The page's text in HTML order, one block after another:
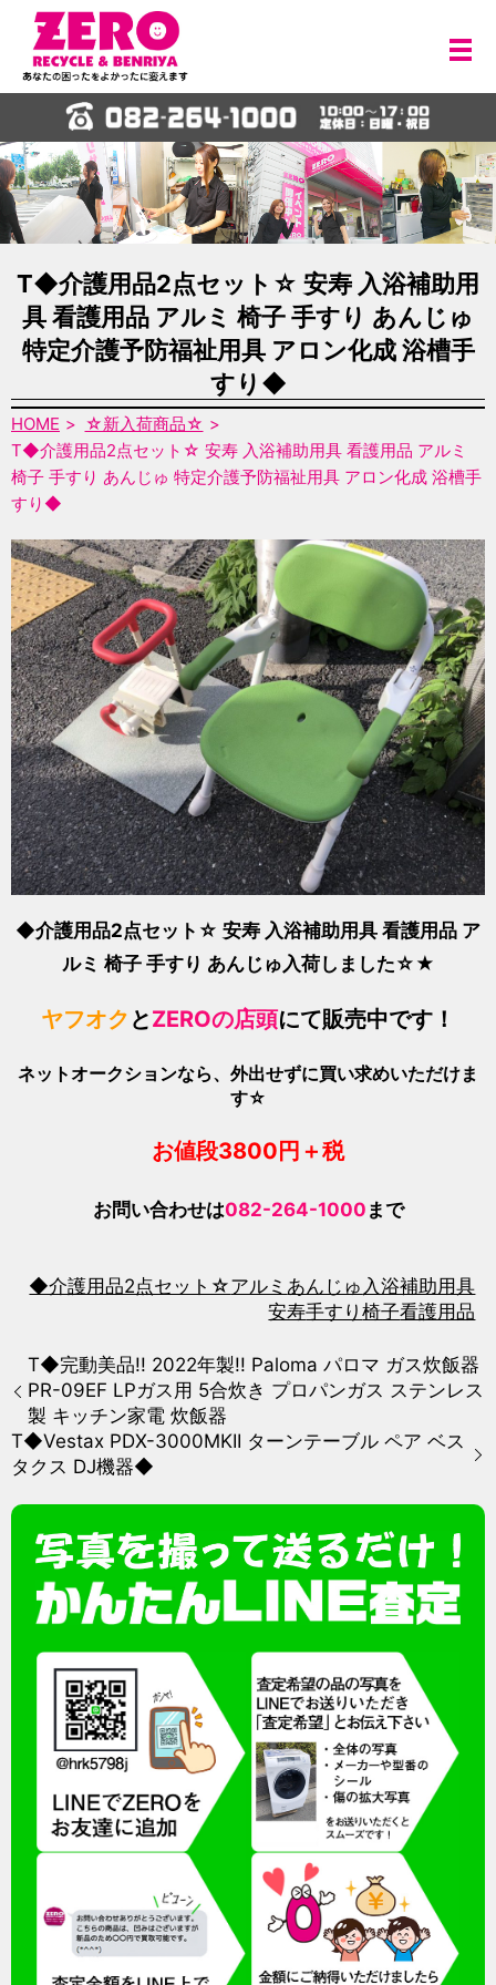
メ
T◆介護用品2点セット☆ 安寿 入浴補助用
具 看護用品 アルミ 椅子 手すり あんじゅ
特定介護予防福祉用具 アロン化成 浴槽手
すり◆
HOME
☆新入荷商品☆
T◆介護用品2点セット☆ 安寿 入浴補助用具 看護用品 アルミ
椅子 手すり あんじゅ 特定介護予防福祉用具 アロン化成 浴槽手
すり◆
◆介護用品2点セット☆ 安寿 入浴補助用具 看護用品 ア
ルミ 椅子 手すり あんじゅ入荷しました☆★
ヤフオク とZEROの店頭にて販売中です！
ネットオークションなら、外出せずに買い求めいただけま
す☆
お値段3800 円＋税
お問い合わせは082-264-1000 まで
◆介護用品2点セット☆アルミ あんじゅ 入浴補助用具
安寿手すり椅子看護用品
T◆完動美品!! 2022年製!! Paloma パロマ ガス炊飯器
PR-09EF LPガス用 5合炊き プロパンガス ステンレス
製 キッチン家電 炊飯器
T◆Vestax PDX-3000MKII ターンテーブル ペア ベス
タクス DJ機器◆